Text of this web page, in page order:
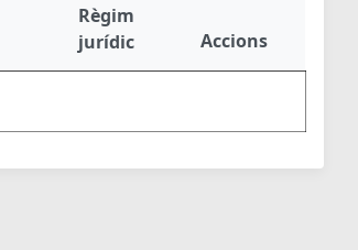
Règim
jurídic
Accions